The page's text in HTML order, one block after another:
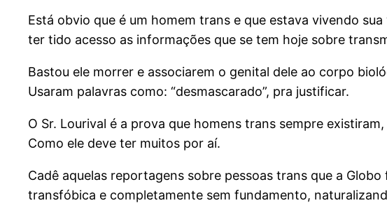
Está obvio que é um homem trans e que estava vivendo
ter tido acesso as informações que se tem hoje sobre
Bastou ele morrer e associarem o genital dele ao corpo
Usaram palavras como: “desmascarado”, pra justificar.
O Sr. Lourival é a prova que homens trans sempre
Como ele deve ter muitos por aí.
Cadê aquelas reportagens sobre pessoas trans que a
transfóbica e completamente sem fundamento,